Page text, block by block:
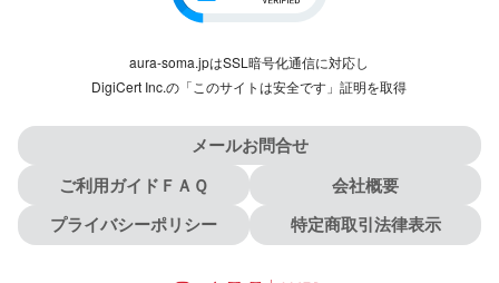
aura-soma.jpはSSL暗号化通信に対応し
DigiCert Inc.の「このサイトは安全です」証明を取得
メールお問合せ
ご利用ガイドＦＡＱ
会社概要
プライバシーポリシー
特定商取引法律表示